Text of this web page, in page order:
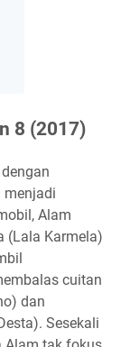
8 (2017)
menjadi
Alam
(Lala Karmela)
cuitan
dan
Sesekali